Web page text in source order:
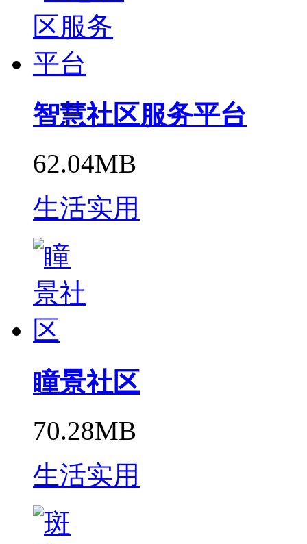
智慧社区服务平台
62.04MB
生活实用
瞳景社区
70.28MB
生活实用